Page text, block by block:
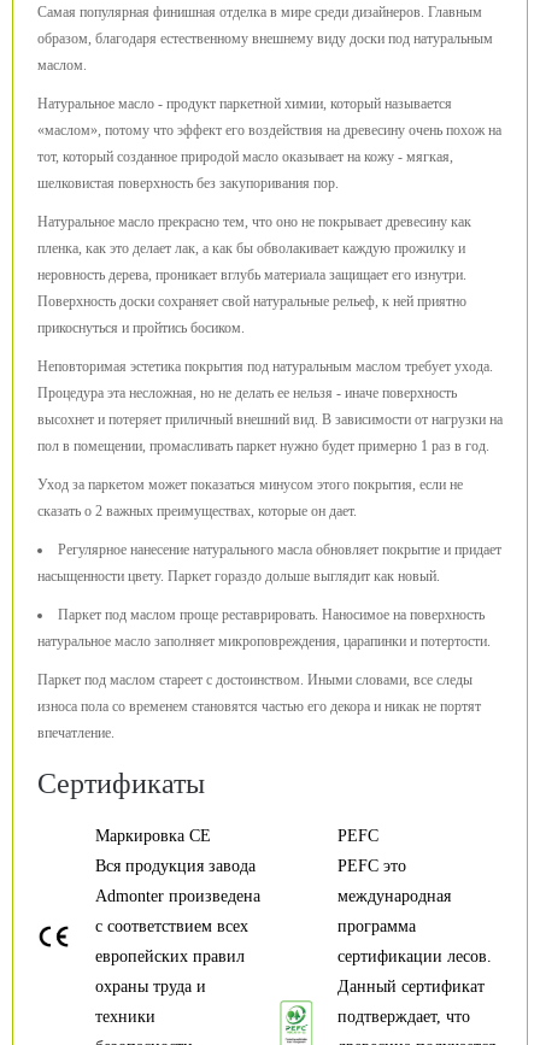
Самая популярная финишная отделка в мире среди дизайнеров. Главным
образом, благодаря естественному внешнему виду доски под натуральным
маслом.
Натуральное масло - продукт паркетной химии, который называется
«маслом», потому что эффект его воздействия на древесину очень похож на
тот, который созданное природой масло оказывает на кожу - мягкая,
шелковистая поверхность без закупоривания пор.
Натуральное масло прекрасно тем, что оно не покрывает древесину как
пленка, как это делает лак, а как бы обволакивает каждую прожилку и
неровность дерева, проникает вглубь материала защищает его изнутри.
Поверхность доски сохраняет свой натуральные рельеф, к ней приятно
прикоснуться и пройтись босиком.
Неповторимая эстетика покрытия под натуральным маслом требует ухода.
Процедура эта несложная, но не делать ее нельзя - иначе поверхность
высохнет и потеряет приличный внешний вид. В зависимости от нагрузки на
пол в помещении, промасливать паркет нужно будет примерно 1 раз в год.
Уход за паркетом может показаться минусом этого покрытия, если не
сказать о 2 важных преимуществах, которые он дает.
Регулярное нанесение натурального масла обновляет покрытие и придает
насыщенности цвету. Паркет гораздо дольше выглядит как новый.
Паркет под маслом проще реставрировать. Наносимое на поверхность
натуральное масло заполняет микроповреждения, царапинки и потертости.
Паркет под маслом стареет с достоинством. Иными словами, все следы
износа пола со временем становятся частью его декора и никак не портят
впечатление.
Сертификаты
Маркировка CE
Вся продукция завода
Admonter произведена
с соответствием всех
европейских правил
охраны труда и
техники
PEFC
PEFC это
международная
программа
сертификации лесов.
Данный сертификат
подтверждает, что